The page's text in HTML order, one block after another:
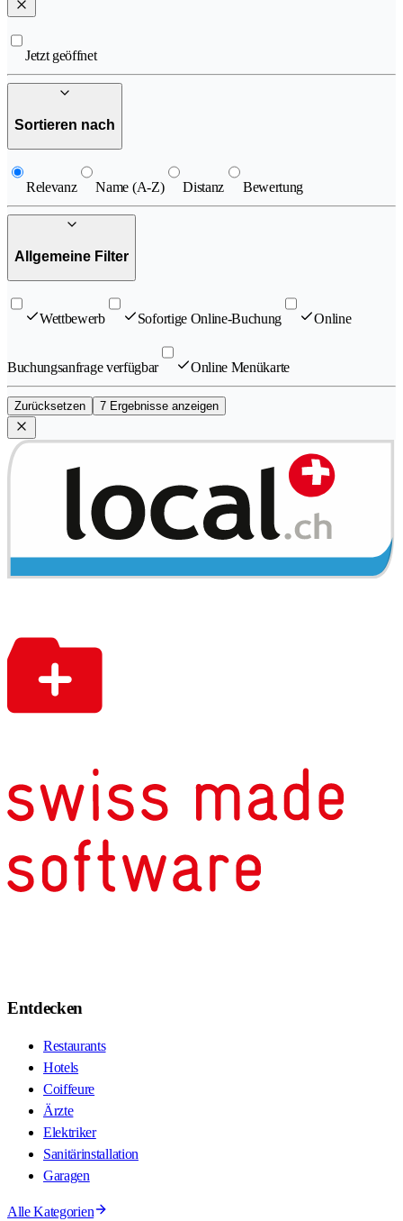
Jetzt geöffnet
Sortieren nach
Relevanz Name (A-Z) Distanz Bewertung
Allgemeine Filter
Wettbewerb Sofortige Online-Buchung Online
Buchungsanfrage verfügbar Online Menükarte
Zurücksetzen 7 Ergebnisse anzeigen
Entdecken
Restaurants
Hotels
Coiffeure
Ärzte
Elektriker
Sanitärinstallation
Garagen
Alle Kategorien